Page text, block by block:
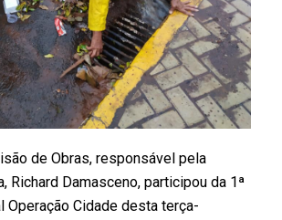
de Obras, responsável pela
Richard Damasceno, participou da 1ª
Operação Cidade desta terça-